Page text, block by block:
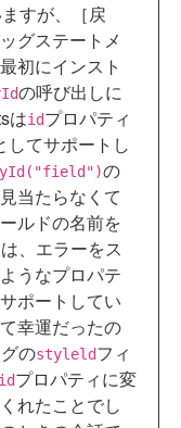
すが、［戻
グステートメ
初にインスト
の呼び出しに
はidプロパティ
してサポートし
の
当たらなくて
ルドの名前を
、エラーをス
うなプロパテ
ポートしてい
幸運だったの
のstyleldフィ
idプロパティに変
れたことでし